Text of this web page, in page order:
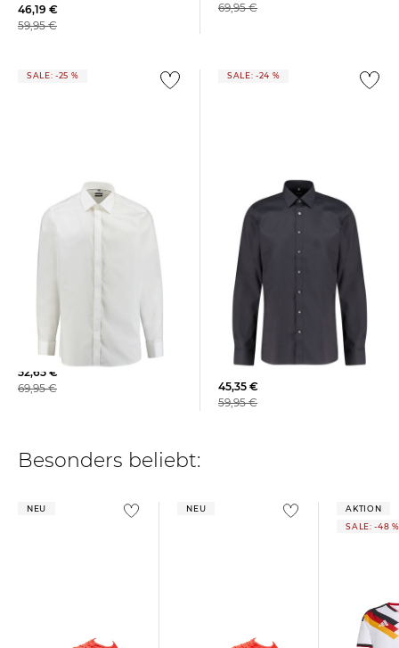
46,19 €
59,95 €
69,95 €
SALE: -25 %
OLYMP Level Five | Herren
Hemd Langarm Body Fit
52,65 €
69,95 €
SALE: -24 %
OLYMP Level Five | Herren
Hemd OLYMP LEVEL FIVE
Body Fit Extra Langer Arm
45,35 €
59,95 €
Besonders beliebt:
NEU NEU
AKTION
SALE: -48 %